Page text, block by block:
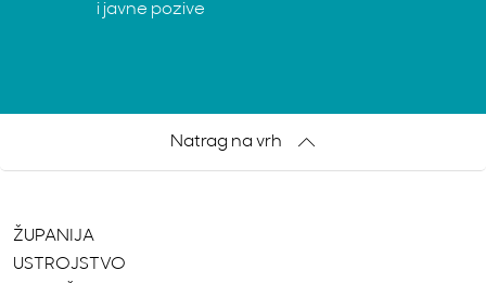
i javne pozive
Natrag na vrh
ŽUPANIJA
USTROJSTVO